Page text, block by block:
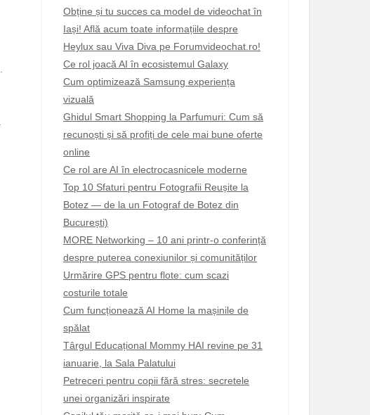
Obține și tu succes ca model de videochat în
Iași! Află acum toate informațiile despre
Heylux sau Viva Diva pe Forumvideochat.ro!
Ce rol joacă AI în ecosistemul Galaxy
Cum optimizează Samsung experiența
vizuală
Ghidul Smart Shopping la Parfumuri: Cum să
recunoști și să profiți de cele mai bune oferte
online
Ce rol are AI în electrocasnicele moderne
Top 10 Sfaturi pentru Fotografii Reușite la
Botez — de la un Fotograf de Botez din
București)
MORE Networking – 10 ani printr-o conferință
despre puterea conexiunilor și comunităților
Urmărire GPS pentru flote: cum scazi
costurile totale
Cum funcționează AI Home la mașinile de
spălat
Târgul Educațional Mommy HAI revine pe 31
ianuarie, la Sala Palatului
Petreceri pentru copii fără stres: secretele
unei organizări inspirate